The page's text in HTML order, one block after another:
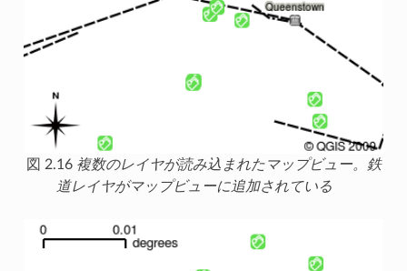
図 2.16 複数のレイヤが読み込まれたマップビュー。鉄
道レイヤがマップビューに追加されている